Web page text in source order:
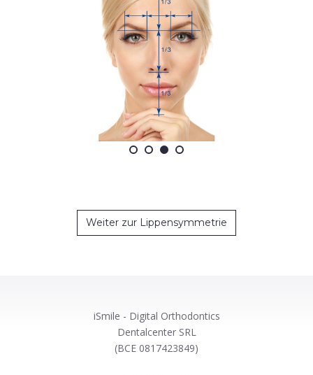
Weiter zur Lippensymmetrie
iSmile - Digital Orthodontics
Dentalcenter SRL
(BCE 0817423849)